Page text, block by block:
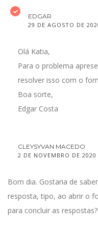
EDGAR
29 DE AGOSTO DE
Olá Katia,
Para o problema
resolver isso com o
Boa sorte,
Edgar Costa
CLEYSYVAN MACEDO
2 DE NOVEMBRO DE
Bom dia. Gostaria de
resposta, tipo, ao abrir o
para concluir as respostas?